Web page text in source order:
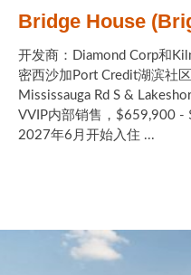
Bridge House
开发商：Diamond Corp和
密西沙加Port Credit湖滨社区
Mississauga Rd S &
VVIP内部销售，$659,900 -
2027年6月开始入住 ...